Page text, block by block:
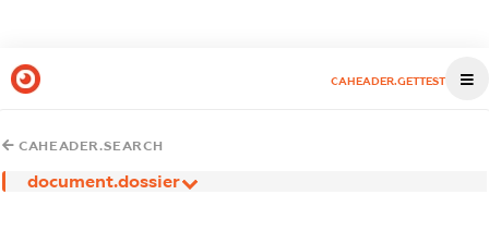
CAHEADER.GETTEST
CAHEADER.SEARCH
document.dossier